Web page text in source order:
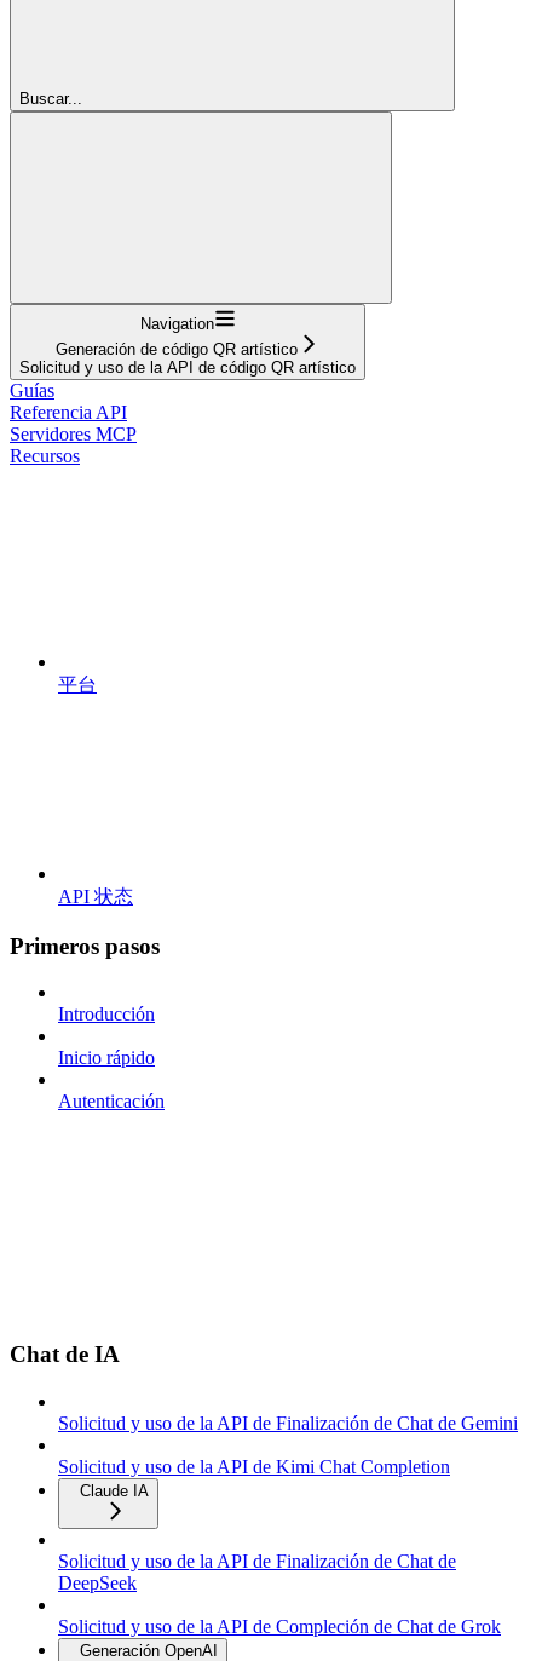
Buscar...
Navigation
Generación de código QR artístico
Solicitud y uso de la API de código QR artístico
Guías
Referencia API
Servidores MCP
Recursos
平台
API 状态
Primeros pasos
Introducción
Inicio rápido
Autenticación
Chat de IA
Solicitud y uso de la API de Finalización de Chat de Gemini
Solicitud y uso de la API de Kimi Chat Completion
Claude IA
Solicitud y uso de la API de Finalización de Chat de
DeepSeek
Solicitud y uso de la API de Compleción de Chat de Grok
Generación OpenAI